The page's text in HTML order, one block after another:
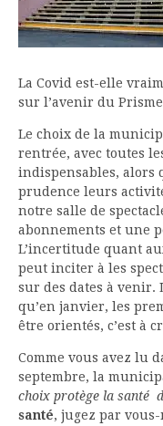
La Covid est-elle
sur l’avenir du
Le choix de la
rentrée, avec toutes
indispensables, alors
prudence leurs
notre salle de
abonnements et une
L’incertitude quant
peut inciter à les
sur des dates à venir.
qu’en janvier, les
être orientés, c’est à
Comme vous avez lu
septembre, la
choix protège la santé
santé, jugez par